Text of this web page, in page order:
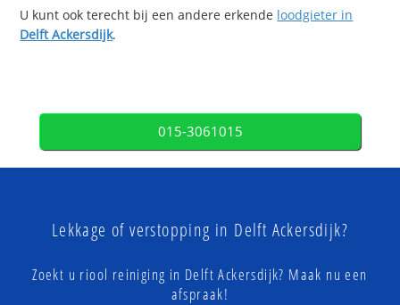
U kunt ook terecht bij een andere erkende loodgieter in
Delft Ackersdijk.
015-3061015
Lekkage of verstopping in Delft Ackersdijk?
Zoekt u riool reiniging in Delft Ackersdijk? Maak nu een
afspraak!